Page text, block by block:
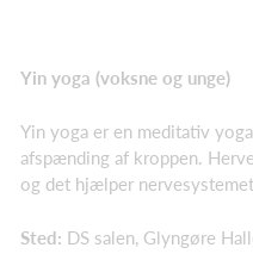
Yin yoga (voksne og unge)
Yin yoga er en meditativ
afspænding af kroppen.
og det hjælper
Sted: DS salen, Glyngøre